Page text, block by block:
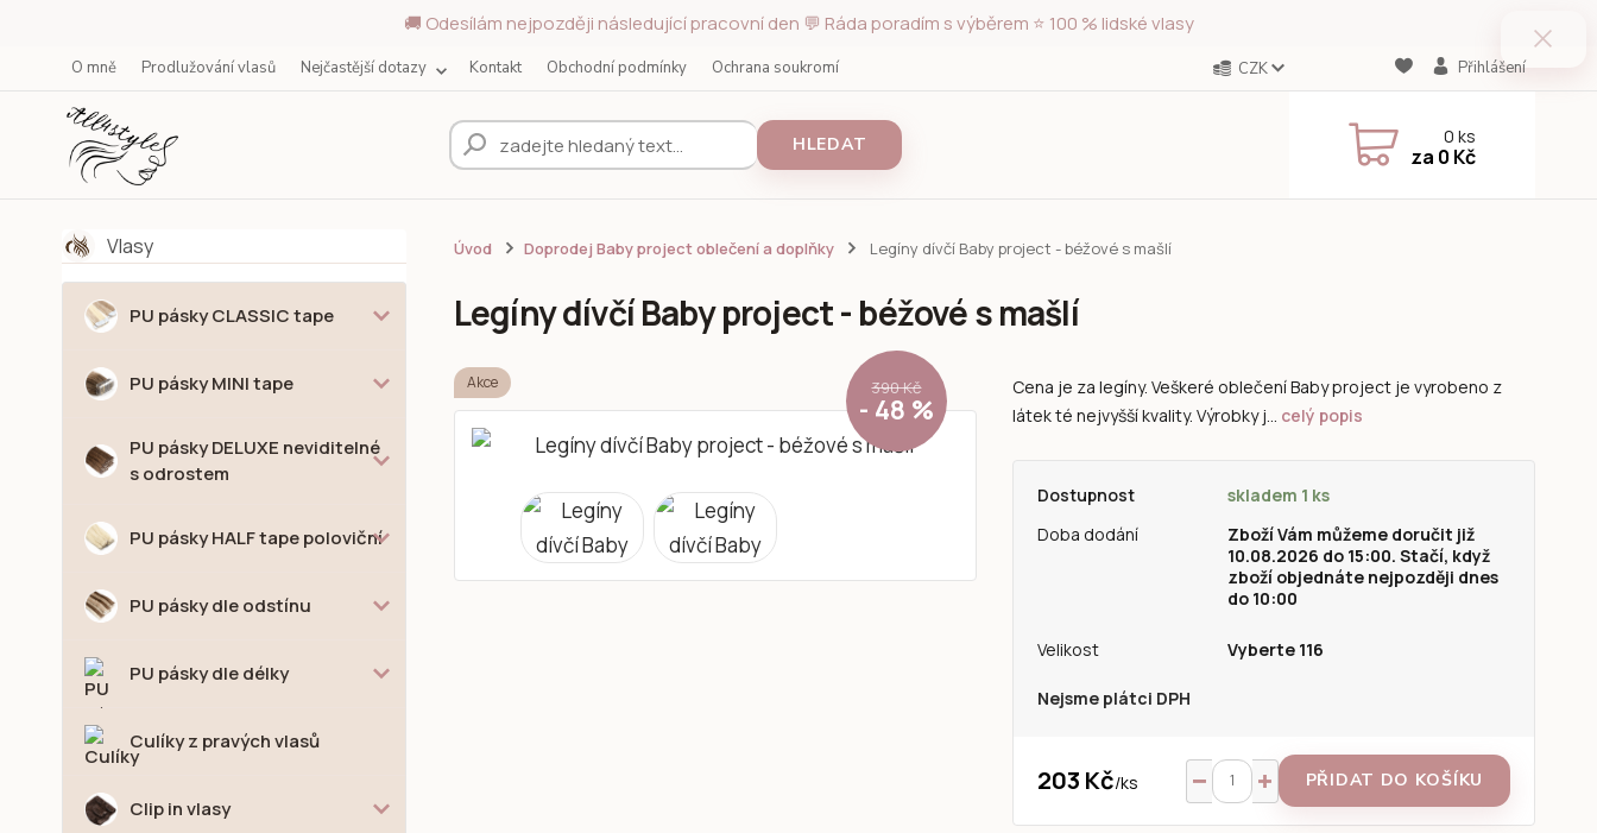
🚚 Odesílám nejpozději následující pracovní den 💬 Ráda poradím s výběrem ⭐ 100 % lidské vlasy
O mně Prodlužování vlasů Nejčastější dotazy Kontakt Obchodní podmínky Ochrana soukromí CZK Přihlášení
HLEDAT 0ks
za 0 Kč
Vlasy
PU pásky CLASSIC tape
PU pásky MINI tape
PU pásky DELUXE neviditelné
s odrostem
PU pásky HALF tape poloviční
PU pásky dle odstínu
PU pásky dle délky
Culíky z pravých vlasů
Clip in vlasy
Úvod Doprodej Baby project oblečení a doplňky Legíny dívčí Baby project - béžové s mašlí
Legíny dívčí Baby project - béžové s mašlí
Akce 390 Kč
- 48 %
Cena je za legíny. Veškeré oblečení Baby project je vyrobeno z
látek té nejvyšší kvality. Výrobky j... celý popis
Dostupnost
skladem 1 ks
Doba dodání
Zboží Vám můžeme doručit již
10.08.2026 do 15:00. Stačí, když
zboží objednáte nejpozději dnes
do 10:00
Velikost Vyberte 116
Nejsme plátci DPH
203 Kč/ks PŘIDAT DO KOŠÍKU